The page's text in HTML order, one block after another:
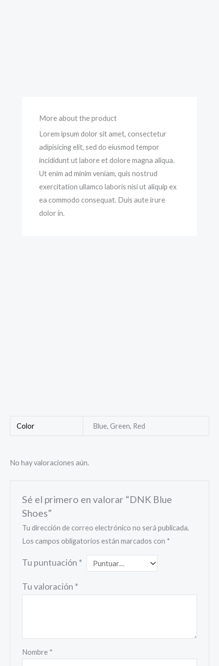
More about the product
Lorem ipsum dolor sit amet, consectetur
adipisicing elit, sed do eiusmod tempor
incididunt ut labore et dolore magna aliqua.
Ut enim ad minim veniam, quis nostrud
exercitation ullamco laboris nisi ut aliquip ex
ea commodo consequat. Duis aute irure
dolor in.
Color Blue, Green, Red
No hay valoraciones aún.
Sé el primero en valorar “DNK Blue
Shoes”
Tu dirección de correo electrónico no será publicada.
Los campos obligatorios están marcados con *
Tu puntuación *
Tu valoración *
Nombre *